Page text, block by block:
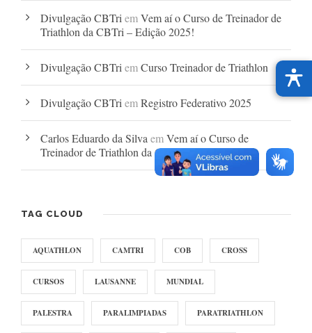
Divulgação CBTri emVem aí o Curso de Treinador de
Triathlon da CBTri – Edição 2025!
Divulgação CBTri emCurso Treinador de Triathlon
Divulgação CBTri emRegistro Federativo 2025
Carlos Eduardo da Silva emVem aí o Curso de
Treinador de Triathlon da CBTri – Edição 2025!
TAG CLOUD
AQUATHLON CAMTRI COB CROSS
CURSOS LAUSANNE MUNDIAL
PALESTRA PARALIMPIADAS PARATRIATHLON